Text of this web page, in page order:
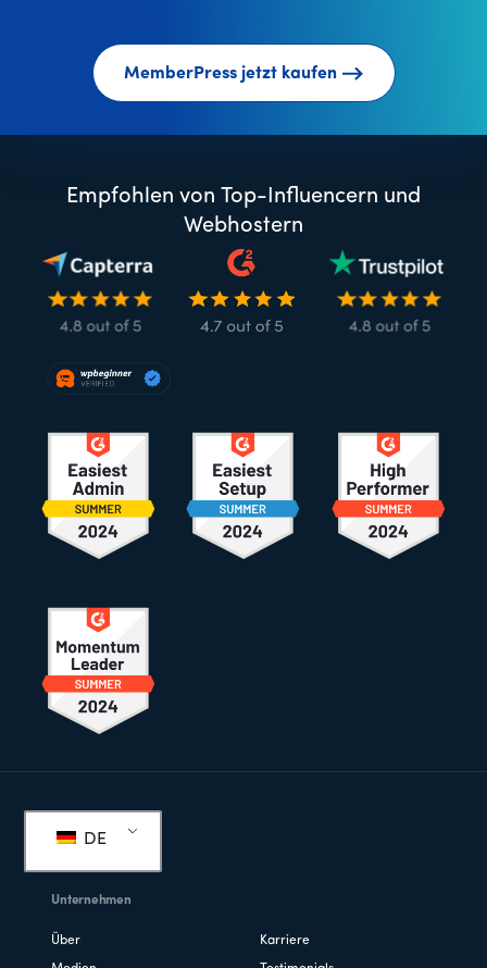
MemberPress jetzt kaufen
Empfohlen von Top-Influencern und
Webhostern
DE
Unternehmen
Über Karriere